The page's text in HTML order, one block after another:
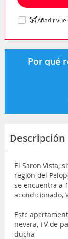
Añadir
Por qué
Descripción
El Saron Vista,
región del
se encuentra a
acondicionado,
Este
nevera, TV de
ducha